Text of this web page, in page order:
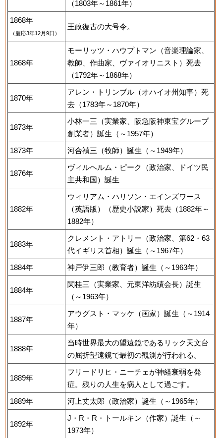
（1803年～1861年）
1868年
（慶応3年12月9日）
王政復古の大号令。
1868年
モーリッツ・ハウプトマン（音楽理論家、
教師、作曲家、ヴァイオリニスト）死去
（1792年～1868年）
1870年
アレン・トリンブル（オハイオ州知事）死
去（1783年～1870年）
1873年
小林一三（実業家、阪急阪神東宝グループ
創業者）誕生（～1957年）
1873年
河合禎三（牧師）誕生（～1949年）
1876年
ヴィルヘルム・ピーク（政治家、ドイツ民
主共和国）誕生
1882年
ウィリアム・ハリソン・エインズワース
（英語版）（歴史小説家）死去（1882年～
1882年）
1883年
クレメント・アトリー（政治家、第62・63
代イギリス首相）誕生（～1967年）
1884年
神戸伊三郎（教育者）誕生（～1963年）
1884年
関桂三（実業家、元東洋紡績会長）誕生
（～1963年）
1887年
アウグスト・マッケ（画家）誕生（～1914
年）
1888年
当時世界最大の望遠鏡であるリック天文台
の屈折望遠鏡で最初の観測が行われる。
1889年
フリードリヒ・ニーチェが神経衰弱を発
症。残りの人生を病人として過ごす。
1889年
河上丈太郎（政治家）誕生（～1965年）
1892年
J・R・R・トールキン（作家）誕生（～
1973年）